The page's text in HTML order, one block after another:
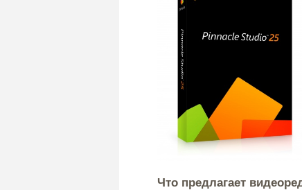
Что предлагает